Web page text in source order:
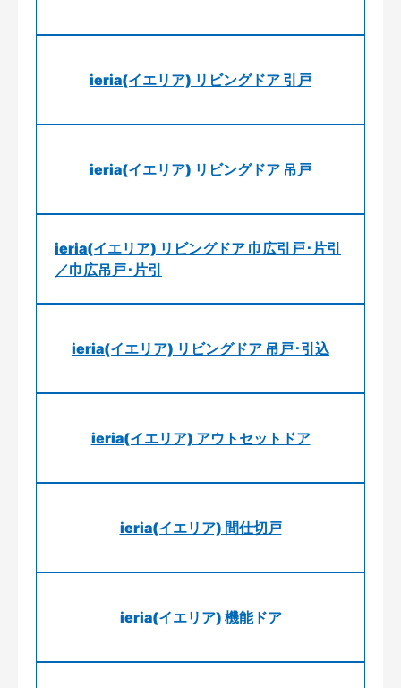
ieria(イエリア) リビングドア 引戸
ieria(イエリア) リビングドア 吊戸
ieria(イエリア) リビングドア 巾広引戸･片引
／巾広吊戸･片引
ieria(イエリア) リビングドア 吊戸･引込
ieria(イエリア) アウトセットドア
ieria(イエリア) 間仕切戸
ieria(イエリア) 機能ドア